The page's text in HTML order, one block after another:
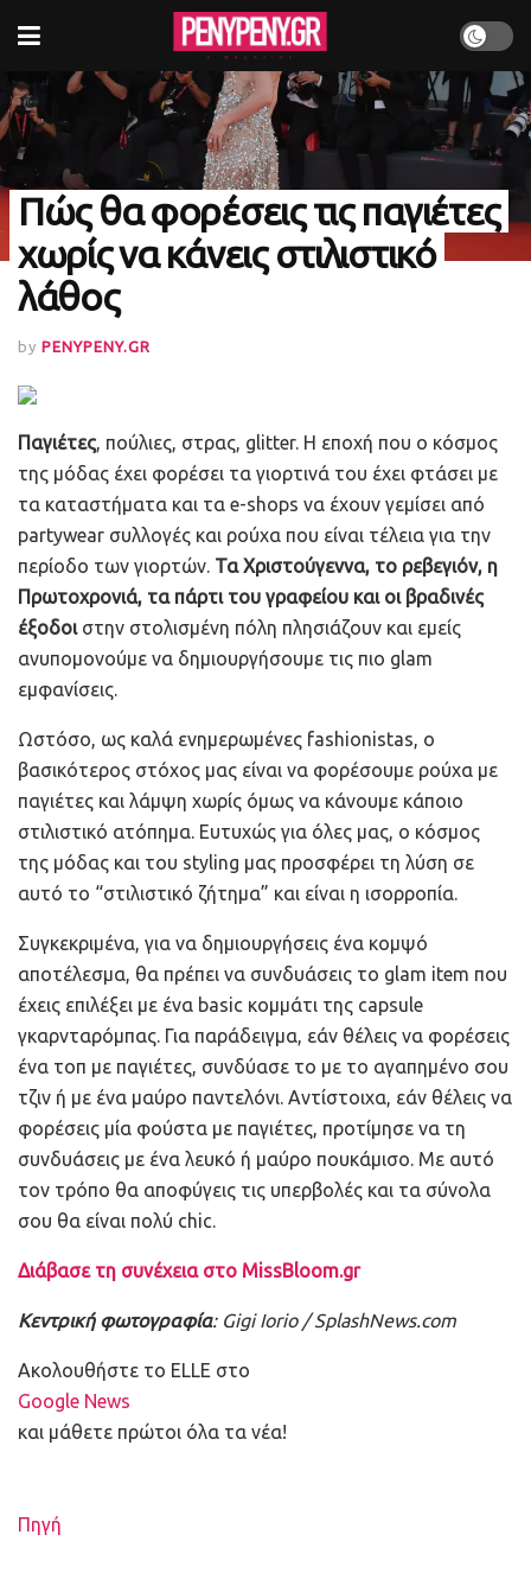
Πώς θα φορέσεις τις παγιέτες
χωρίς να κάνεις στιλιστικό
λάθος
by PENYPENY.GR
Παγιέτες, πούλιες, στρας, glitter. Η εποχή που ο κόσμος
της μόδας έχει φορέσει τα γιορτινά του έχει φτάσει με
τα καταστήματα και τα e-shops να έχουν γεμίσει από
partywear συλλογές και ρούχα που είναι τέλεια για την
περίοδο των γιορτών. Τα Χριστούγεννα, το ρεβεγιόν, η
Πρωτοχρονιά, τα πάρτι του γραφείου και οι βραδινές
έξοδοιστην στολισμένη πόλη πλησιάζουν και εμείς
ανυπομονούμε να δημιουργήσουμε τις πιο glam
εμφανίσεις.
Ωστόσο, ως καλά ενημερωμένες fashionistas, ο
βασικότερος στόχος μας είναι να φορέσουμε ρούχα με
παγιέτες και λάμψη χωρίς όμως να κάνουμε κάποιο
στιλιστικό ατόπημα. Ευτυχώς για όλες μας, ο κόσμος
της μόδας και του styling μας προσφέρει τη λύση σε
αυτό το “στιλιστικό ζήτημα” και είναι η ισορροπία.
Συγκεκριμένα, για να δημιουργήσεις ένα κομψό
αποτέλεσμα, θα πρέπει να συνδυάσεις το glam item που
έχεις επιλέξει με ένα basic κομμάτι της capsule
γκαρνταρόμπας. Για παράδειγμα, εάν θέλεις να φορέσεις
ένα τοπ με παγιέτες, συνδύασε το με το αγαπημένο σου
τζιν ή με ένα μαύρο παντελόνι. Αντίστοιχα, εάν θέλεις να
φορέσεις μία φούστα με παγιέτες, προτίμησε να τη
συνδυάσεις με ένα λευκό ή μαύρο πουκάμισο. Με αυτό
τον τρόπο θα αποφύγεις τις υπερβολές και τα σύνολα
σου θα είναι πολύ chic.
Διάβασε τη συνέχεια στο MissBloom.gr
Κεντρική φωτογραφία: Gigi Iorio / SplashNews.com
Ακολουθήστε το ELLE στο
Google News
και μάθετε πρώτοι όλα τα νέα!
Πηγή